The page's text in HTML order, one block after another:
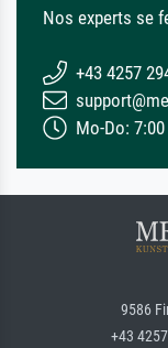
Nos experts se
+43 4257
Mo-Do:
9586
+43